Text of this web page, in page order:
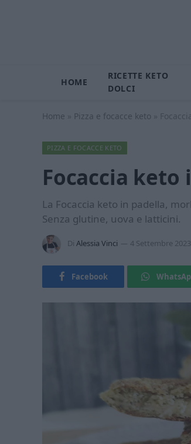
HOME
RICETTE KETO
DOLCI
Home » Pizza e focacce keto »
PIZZA E FOCACCE KETO
Focaccia keto
La Focaccia keto in padella,
Senza glutine, uova e latticini.
Di Alessia Vinci 4 Settembre 2023
Facebook